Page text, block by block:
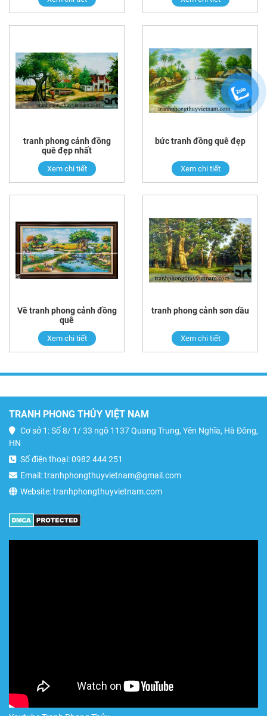
tranh phong cảnh đồng
quê đẹp nhất
Xem chi tiết
bức tranh đồng quê đẹp
Xem chi tiết
Vẽ tranh phong cảnh đồng
quê
Xem chi tiết
tranh phong cảnh sơn dầu
Xem chi tiết
TRANH PHONG THỦY VIỆT NAM
Cơ sở 1: Số 8/ 1/ 33 ngõ 1137 Quang Trung, Yên Nghĩa, Hà Đông,
HN
Số điện thoại: 0982 444 251
Email: tranhphongthuyvietnam@gmail.com
Website: tranhphongthuyvietnam.com